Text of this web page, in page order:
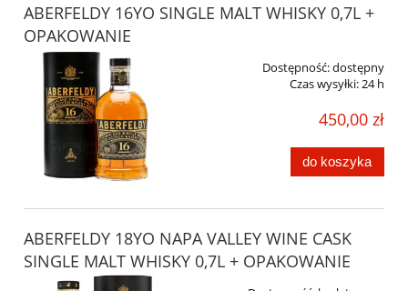
ABERFELDY 16YO SINGLE MALT WHISKY 0,7L +
OPAKOWANIE
Dostępność:dostępny
Czas wysyłki:24 h
450,00 zł
do koszyka
ABERFELDY 18YO NAPA VALLEY WINE CASK
SINGLE MALT WHISKY 0,7L + OPAKOWANIE